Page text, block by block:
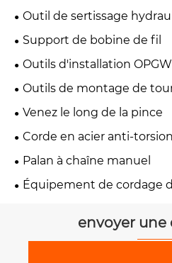
Outil de sertissage
Support de bobine de fil
Outils d'installation OPGW
Outils de montage de
Venez le long de la pince
Corde en acier anti-torsion
Palan à chaîne manuel
Équipement de cordage
envoyer